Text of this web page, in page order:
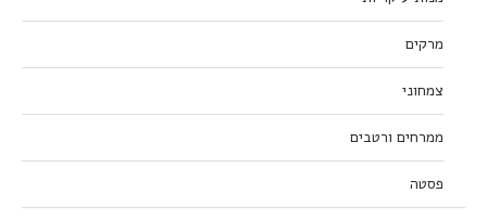
מרקים
צמחוני
ממרחים ורטבים
פסטה